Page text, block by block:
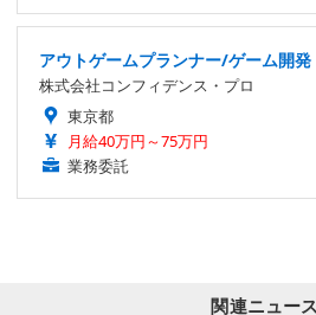
アウトゲームプランナー/ゲーム開発
株式会社コンフィデンス・プロ
東京都
月給40万円～75万円
業務委託
関連ニュース